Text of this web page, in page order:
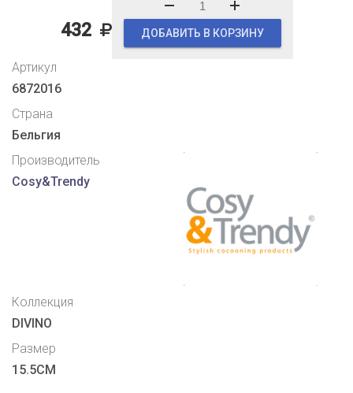
432 ДОБАВИТЬ В КОРЗИНУ
Артикул
6872016
Страна
Бельгия
Производитель
Cosy&Trеndy
Коллекция
DIVINO
Размер
15.5CM